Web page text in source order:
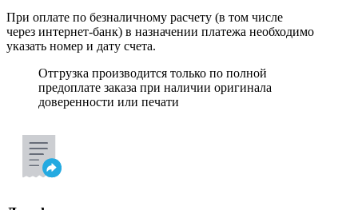
При оплате по безналичному расчету (в том числе
через интернет-банк) в назначении платежа необходимо
указать номер и дату счета.
Отгрузка производится только по полной
предоплате заказа при наличии оригинала
доверенности или печати